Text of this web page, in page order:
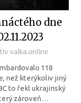
dne
valka.online
118
než kterýkoliv jiný
to řekl ukrajinský
zároveň…